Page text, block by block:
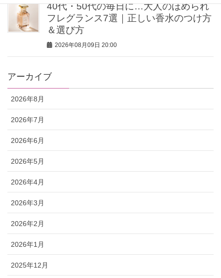
40代・50代の毎日に…大人のほめられ
フレグランス7選｜正しい香水のつけ方
＆選び方
2026年08月09日 20:00
アーカイブ
2026年8月
2026年7月
2026年6月
2026年5月
2026年4月
2026年3月
2026年2月
2026年1月
2025年12月